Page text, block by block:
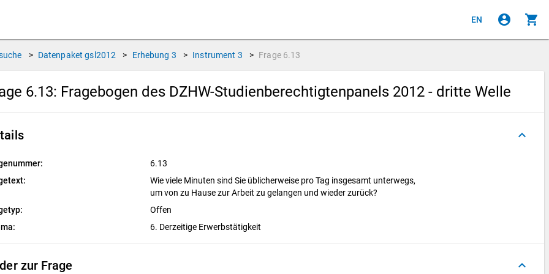
EN account_circle shopping_cart
> Datenpaket gsl2012 > Erhebung 3 > Instrument 3 > Frage 6.13
6.13: Fragebogen des DZHW-Studienberechtigtenpanels 2012 - dritte Welle
keyboard_arrow_up
6.13
Wie viele Minuten sind Sie üblicherweise pro Tag insgesamt unterwegs,
um von zu Hause zur Arbeit zu gelangen und wieder zurück?
Offen
6. Derzeitige Erwerbstätigkeit
zur Frage keyboard_arrow_up